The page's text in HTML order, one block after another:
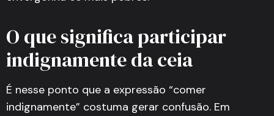
O que significa participar
indignamente da ceia
É nesse ponto que a expressão “comer
indignamente” costuma gerar confusão. Em